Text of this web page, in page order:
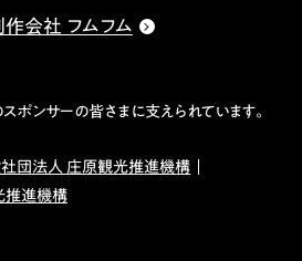
会社 フムフム
ポンサーの皆さまに支えられています。
団法人 庄原観光推進機構
推進機構